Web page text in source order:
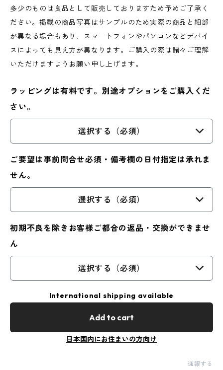
多少のものは良品として販売しておりますため予めご了承く
ださい。掲載の商品写真はサンプルのため実際の商品と細部
が異なる場合もあり、スマートフォンやパソコンなどデバイ
スによっても見え方が異なります。ご購入の際は諸々ご理解
いただけますようお願い申し上げます。
ラッピングは有料です。別途オプションをご購入くだ
さい。
選択する（必須）
ご要望は事前問合せ必須・備考欄の日付指定は承れま
せん。
選択する（必須）
初期不良を除きお客様ご都合の返品・交換ができませ
ん
選択する（必須）
International shipping available
Add to cart
日本国内にお住まいの方向け
通報する